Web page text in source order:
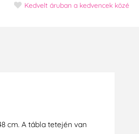
Kedvelt áruban a kedvencek közé
cm. A tábla tetején van